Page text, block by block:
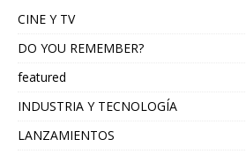
CINE Y TV
DO YOU REMEMBER?
featured
INDUSTRIA Y TECNOLOGÍA
LANZAMIENTOS